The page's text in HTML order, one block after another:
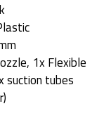
1x Flexible
suction tubes